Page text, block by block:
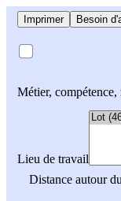
Imprimer Besoin
Métier,
Lieu de travail
Distance autour